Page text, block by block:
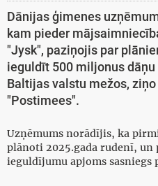
Dānijas ģimenes
kam pieder
"Jysk", paziņojis par
ieguldīt 500 miljonus
Baltijas valstu mežos,
"Postimees".
Uzņēmums norādījis, ka
plānoti 2025.gada rudenī, un
ieguldījumu apjoms sasniegs